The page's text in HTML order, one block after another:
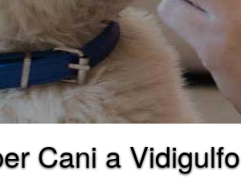
Cani a Vidigulfo